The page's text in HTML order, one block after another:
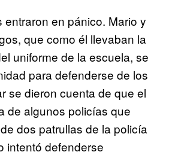
entraron en pánico. Mario y
que como él llevaban la
uniforme de la escuela, se
para defenderse de los
se dieron cuenta de que el
de algunos policías que
dos patrullas de la policía
intentó defenderse